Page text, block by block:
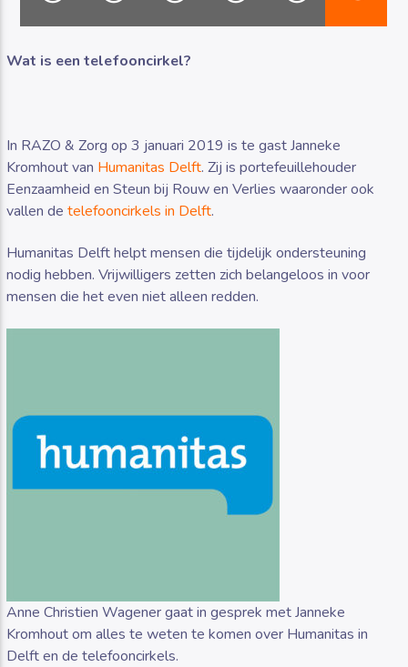
Wat is een telefooncirkel?
In RAZO & Zorg op 3 januari 2019 is te gast Janneke
Kromhout van Humanitas Delft. Zij is portefeuillehouder
Eenzaamheid en Steun bij Rouw en Verlies waaronder ook
vallen detelefooncirkels in Delft.
Humanitas Delft helpt mensen die tijdelijk ondersteuning
nodig hebben. Vrijwilligers zetten zich belangeloos in voor
mensen die het even niet alleen redden.
Anne Christien Wagener gaat in gesprek met Janneke
Kromhout om alles te weten te komen over Humanitas in
Delft en de telefooncirkels.